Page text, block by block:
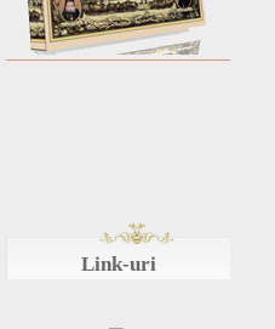
Link-uri